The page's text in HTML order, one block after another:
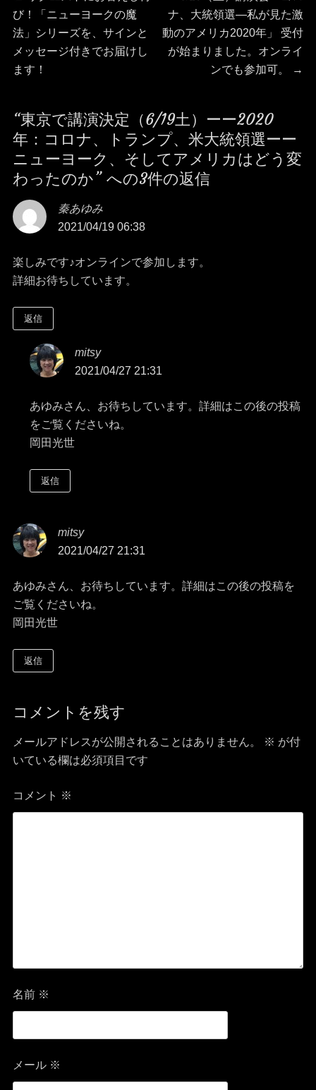
稿
ナ
ゲ
ー
シ
ョ
ン
の
投
稿:
び！「ニューヨークの魔
法」シリーズを、サインと
メッセージ付きでお届けし
ます！
投
稿:
ナ、大統領選―私が見た激
動のアメリカ2020年」 受付
が始まりました。オンライ
ンでも参加可。
→
“東京で講演決定（6/19土）ーー2020
年：コロナ、トランプ、米大統領選ーー
ニューヨーク、そしてアメリカはどう変
わったのか” への3件の返信
秦あゆみよ
り:
2021/04/19 06:38
楽しみです♪オンラインで参加します。
詳細お待ちしています。
返信
mitsyよ
り:
2021/04/27 21:31
あゆみさん、お待ちしています。詳細はこの後の投稿
をご覧くださいね。
岡田光世
返信
mitsyよ
り:
2021/04/27 21:31
あゆみさん、お待ちしています。詳細はこの後の投稿を
ご覧くださいね。
岡田光世
返信
コメントを残す
メールアドレスが公開されることはありません。 ※ が付
いている欄は必須項目です
コメント ※
名前 ※
メール ※